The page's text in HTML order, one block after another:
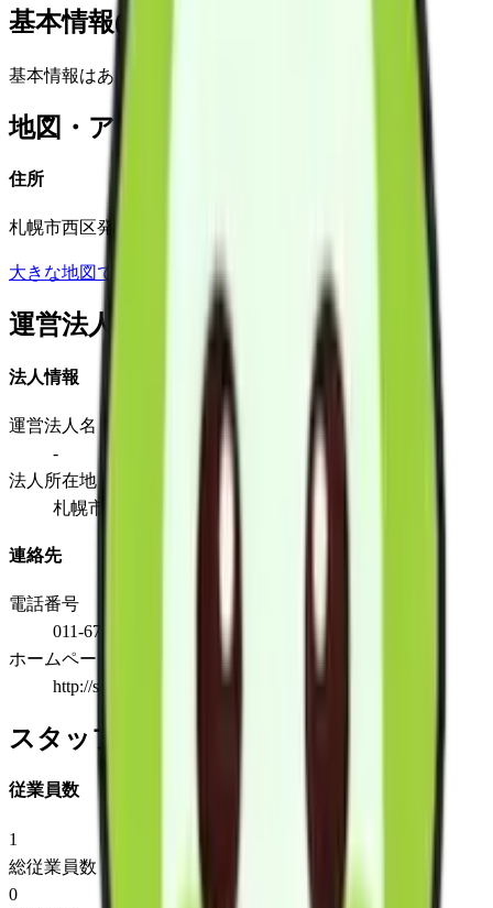
基本情報(詳細)
基本情報はありません
地図・アクセス
住所
札幌市西区発寒１７条３丁目4番３０号
大きな地図で見る
運営法人
法人情報
運営法人名
-
法人所在地
札幌市西区発寒１７条３丁目4番３０号
連絡先
電話番号
011-671-6700
ホームページ
http://sakurakai-gp.or.jp/
スタッフ情報
従業員数
1
総従業員数
0